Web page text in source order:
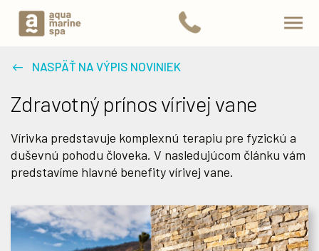
NASPÄŤ NA VÝPIS NOVINIEK
Zdravotný prínos vírivej vane
Vírivka predstavuje komplexnú terapiu pre fyzickú a
duševnú pohodu človeka. V nasledujúcom článku vám
predstavíme hlavné benefity vírivej vane.